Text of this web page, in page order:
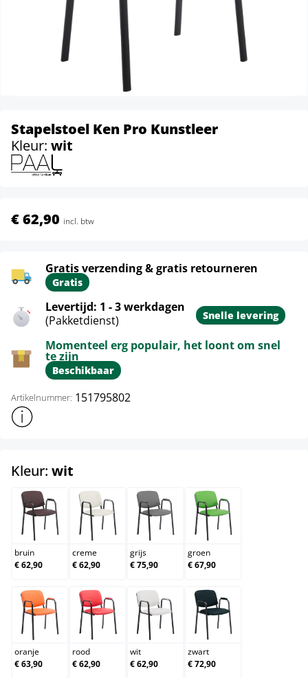
Stapelstoel Ken Pro Kunstleer
Kleur: wit
€ 62,90 incl. btw
Gratis verzending & gratis retourneren
Gratis
Levertijd: 1 - 3 werkdagen
(Pakketdienst)
Snelle levering
Momenteel erg populair, het loont om snel
te zijn
Beschikbaar
Artikelnummer: 151795802
Toon meer productinformatie
Kleur: wit
bruin
bruin
€ 62,90
creme
creme
€ 62,90
grijs
grijs
€ 75,90
groen
groen
€ 67,90
oranje
oranje
€ 63,90
rood
rood
€ 62,90
wit
wit
€ 62,90
zwart
zwart
€ 72,90